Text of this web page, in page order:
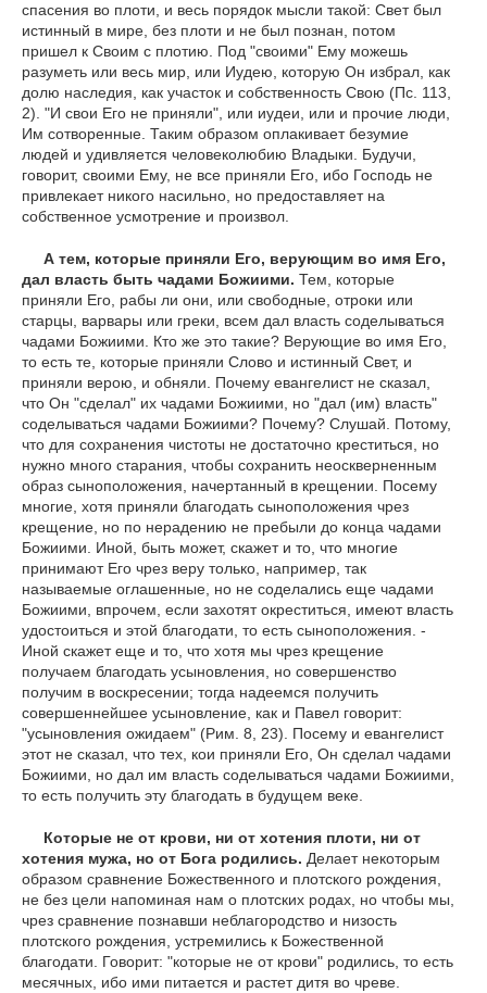
спасения во плоти, и весь порядок мысли такой: Свет был
истинный в мире, без плоти и не был познан, потом
пришел к Своим с плотию. Под "своими" Ему можешь
разуметь или весь мир, или Иудею, которую Он избрал, как
долю наследия, как участок и собственность Свою (Пс. 113,
2). "И свои Его не приняли", или иудеи, или и прочие люди,
Им сотворенные. Таким образом оплакивает безумие
людей и удивляется человеколюбию Владыки. Будучи,
говорит, своими Ему, не все приняли Его, ибо Господь не
привлекает никого насильно, но предоставляет на
собственное усмотрение и произвол.
А тем, которые приняли Его, верующим во имя Его,
дал власть быть чадами Божиими. Тем, которые
приняли Его, рабы ли они, или свободные, отроки или
старцы, варвары или греки, всем дал власть соделываться
чадами Божиими. Кто же это такие? Верующие во имя Его,
то есть те, которые приняли Слово и истинный Свет, и
приняли верою, и обняли. Почему евангелист не сказал,
что Он "сделал" их чадами Божиими, но "дал (им) власть"
соделываться чадами Божиими? Почему? Слушай. Потому,
что для сохранения чистоты не достаточно креститься, но
нужно много старания, чтобы сохранить неоскверненным
образ сыноположения, начертанный в крещении. Посему
многие, хотя приняли благодать сыноположения чрез
крещение, но по нерадению не пребыли до конца чадами
Божиими. Иной, быть может, скажет и то, что многие
принимают Его чрез веру только, например, так
называемые оглашенные, но не соделались еще чадами
Божиими, впрочем, если захотят окреститься, имеют власть
удостоиться и этой благодати, то есть сыноположения. -
Иной скажет еще и то, что хотя мы чрез крещение
получаем благодать усыновления, но совершенство
получим в воскресении; тогда надеемся получить
совершеннейшее усыновление, как и Павел говорит:
"усыновления ожидаем" (Рим. 8, 23). Посему и евангелист
этот не сказал, что тех, кои приняли Его, Он сделал чадами
Божиими, но дал им власть соделываться чадами Божиими,
то есть получить эту благодать в будущем веке.
Которые не от крови, ни от хотения плоти, ни от
хотения мужа, но от Бога родились. Делает некоторым
образом сравнение Божественного и плотского рождения,
не без цели напоминая нам о плотских родах, но чтобы мы,
чрез сравнение познавши неблагородство и низость
плотского рождения, устремились к Божественной
благодати. Говорит: "которые не от крови" родились, то есть
месячных, ибо ими питается и растет дитя во чреве.